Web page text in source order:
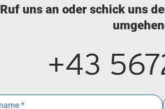
Ruf uns an oder schick uns
+43